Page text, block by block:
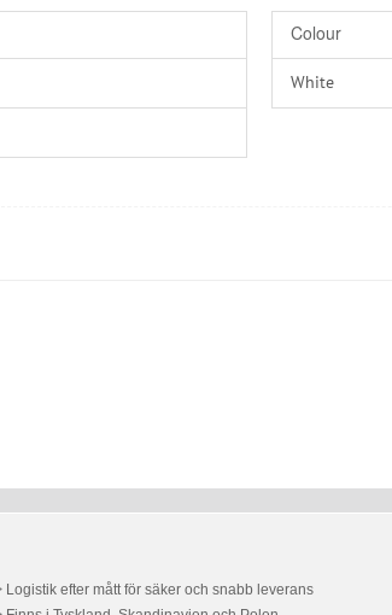
Colour
White
Logistik efter mått för säker och snabb leverans